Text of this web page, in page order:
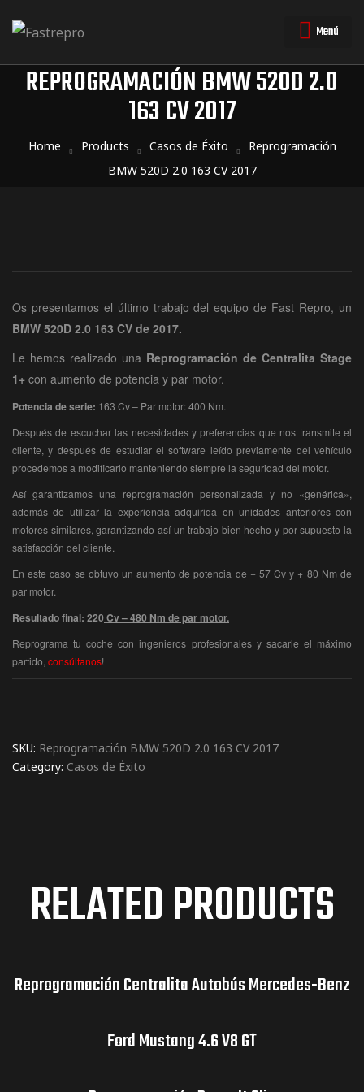
Menú
REPROGRAMACIÓN BMW 520D 2.0
163 CV 2017
Home Products Casos de Éxito
Reprogramación
BMW 520D 2.0 163 CV 2017
Os presentamos el último trabajo del equipo de Fast Repro, un
BMW 520D 2.0 163 CV de 2017.
Le hemos realizado una Reprogramación de Centralita Stage
1+ con aumento de potencia y par motor.
Potencia de serie: 163 Cv – Par motor: 400 Nm.
Después de escuchar las necesidades y preferencias que nos transmite el
cliente, y después de estudiar el software leído previamente del vehículo
procedemos a modificarlo manteniendo siempre la seguridad del motor.
Así garantizamos una reprogramación personalizada y no «genérica»,
además de utilizar la experiencia adquirida en unidades anteriores con
motores similares, garantizando así un trabajo bien hecho y por supuesto la
satisfacción del cliente.
En este caso se obtuvo un aumento de potencia de + 57 Cv y + 80 Nm de
par motor.
Resultado final: 220Cv – 480 Nm de par motor.
Reprograma tu coche con ingenieros profesionales y sacarle el máximo
partido, consúltanos!
SKU: Reprogramación BMW 520D 2.0 163 CV 2017
Category: Casos de Éxito
RELATED PRODUCTS
Reprogramación Centralita Autobús Mercedes-Benz
Ford Mustang 4.6 V8 GT